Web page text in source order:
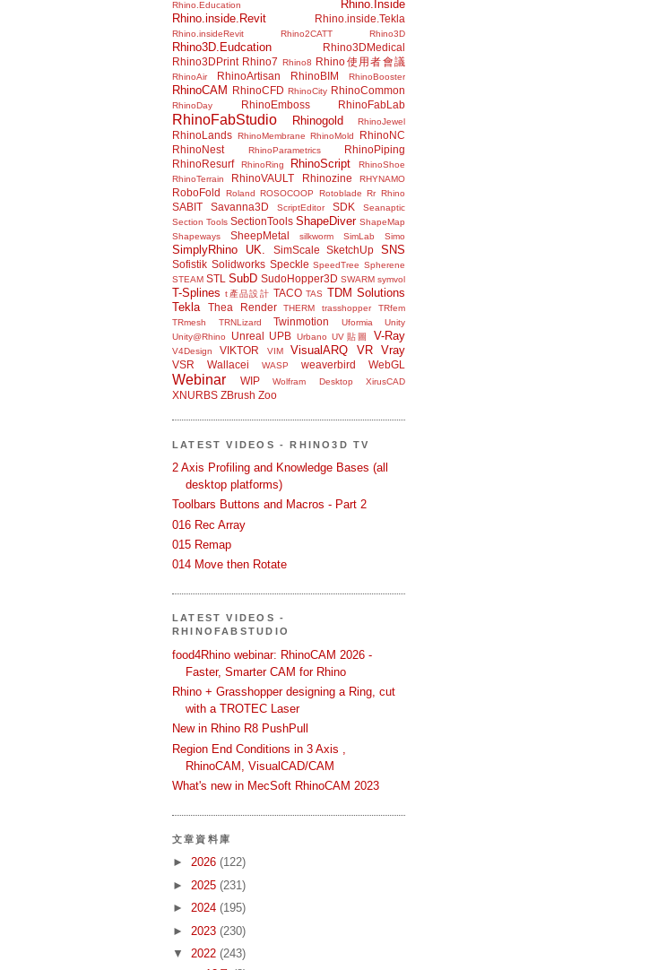
Rhino.Education
Rhino.Inside
Rhino.inside.Revit
Rhino.inside.Tekla
Rhino.insideRevit Rhino2CATT Rhino3D
Rhino3D.Eudcation
Rhino3DMedical
Rhino3DPrint Rhino7 Rhino8 Rhino使用者會議
RhinoAir RhinoArtisan RhinoBIM RhinoBooster
RhinoCAM RhinoCFD RhinoCity RhinoCommon
RhinoDay RhinoEmboss RhinoFabLab
RhinoFabStudio Rhinogold RhinoJewel
RhinoLands RhinoMembrane RhinoMold
RhinoNC
RhinoNest
RhinoParametrics
RhinoPiping
RhinoResurf
RhinoRing RhinoScript
RhinoShoe
RhinoTerrain
RhinoVAULT Rhinozine RHYNAMO
RoboFold Roland ROSOCOOP Rotoblade Rr Rhino
SABIT Savanna3D ScriptEditor SDK
Seanaptic
Section Tools SectionTools ShapeDiver ShapeMap
Shapeways
SheepMetal silkworm SimLab Simo
SimplyRhino UK. SimScale SketchUp SNS
Sofistik Solidworks Speckle SpeedTree Spherene
STEAM STL SubD SudoHopper3D SWARM symvol
T-Splines t產品設計 TACO TAS TDM Solutions
Tekla
Thea Render THERM trasshopper
TRfem
TRmesh
TRNLizard Twinmotion Uformia
Unity
Unity@Rhino
Unreal UPB Urbano UV貼圖 V-Ray
V4Design VIKTOR VIM VisualARQ VR Vray
VSR Wallacei WASP weaverbird WebGL
Webinar WIP Wolfram Desktop XirusCAD
XNURBS ZBrush Zoo
LATEST VIDEOS - RHINO3D TV
2 Axis Profiling and Knowledge Bases (all
desktop platforms)
Toolbars Buttons and Macros - Part 2
016 Rec Array
015 Remap
014 Move then Rotate
LATEST VIDEOS -
RHINOFABSTUDIO
food4Rhino webinar: RhinoCAM 2026 -
Faster, Smarter CAM for Rhino
Rhino + Grasshopper designing a Ring, cut
with a TROTEC Laser
New in Rhino R8 PushPull
Region End Conditions in 3 Axis ,
RhinoCAM, VisualCAD/CAM
What's new in MecSoft RhinoCAM 2023
文章資料庫
► 2026 (122)
► 2025 (231)
► 2024 (195)
► 2023 (230)
▼ 2022 (243)